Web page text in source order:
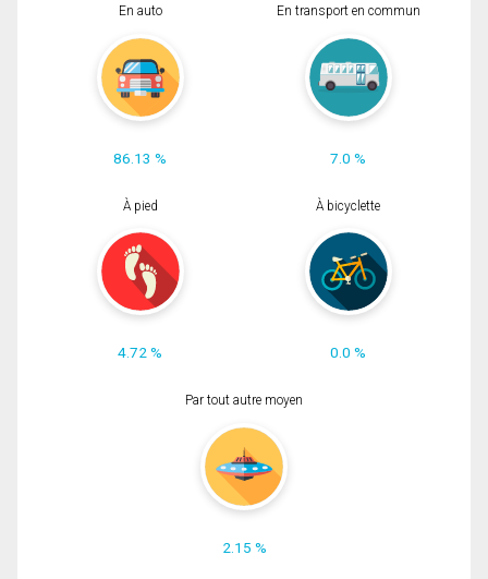
En auto
86.13 %
En transport en commun
7.0 %
À pied
4.72 %
À bicyclette
0.0 %
Par tout autre moyen
2.15 %